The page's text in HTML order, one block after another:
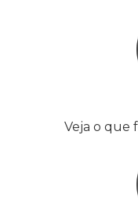
Veja o que